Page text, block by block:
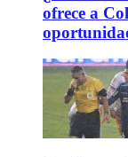
ofrece a